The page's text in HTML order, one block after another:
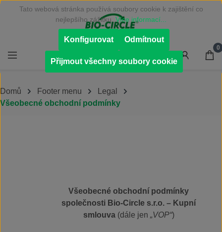
Přejít na hlavní obsah
0
Domů Footer menu
Legal
Všeobecné obchodní podmínky
Všeobecné obchodní podmínky
společnosti Bio-Circle s.r.o. – Kupní
smlouva (dále jen „VOP“)
Tato webová stránka používá soubory cookie k zajištění co
nejlepšího zážitku. Více informací...
Odmítnout
Konfigurovat
Přijmout všechny soubory cookie